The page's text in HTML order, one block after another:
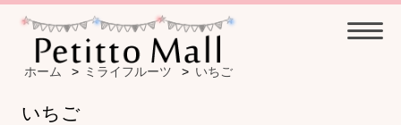
ホーム > ミライフルーツ > いちご
いちご